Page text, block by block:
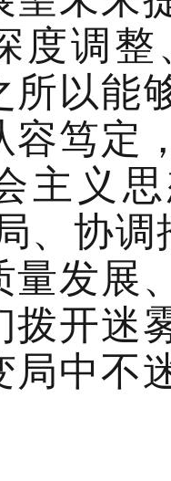
度调
所以能
容笃定
主义
、协
量发展
拨开迷
局中不